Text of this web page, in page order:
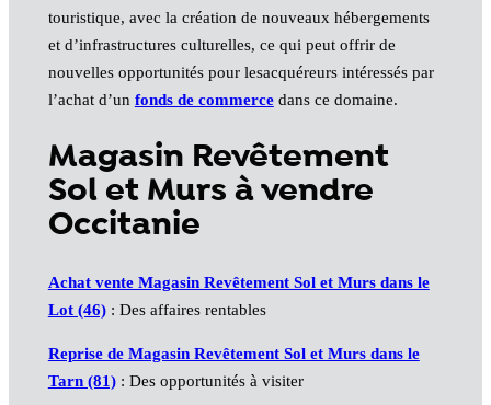
touristique, avec la création de nouveaux hébergements
et d’infrastructures culturelles, ce qui peut offrir de
nouvelles opportunités pour lesacquéreurs intéressés par
l’achat d’un fonds de commercedans ce domaine.
Magasin Revêtement
Sol et Murs à vendre
Occitanie
Achat vente Magasin Revêtement Sol et Murs dans le
Lot (46): Des affaires rentables
Reprise de Magasin Revêtement Sol et Murs dans le
Tarn (81): Des opportunités à visiter